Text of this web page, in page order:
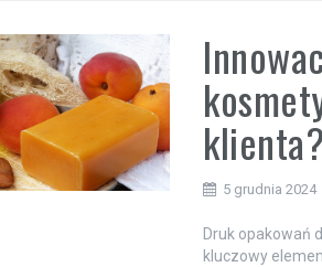
klienta?
5 grudnia 2024
Druk opakowań
kluczowy